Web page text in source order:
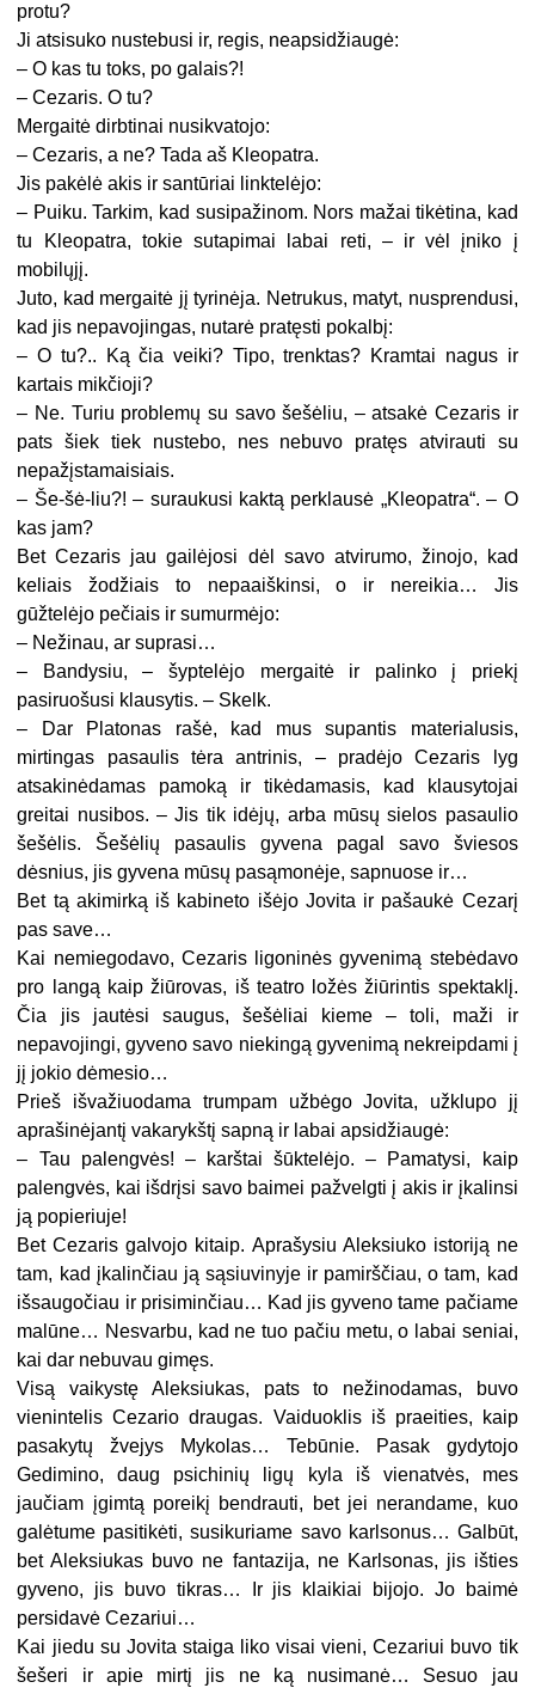
protu?
Ji atsisuko nustebusi ir, regis, neapsidžiaugė:
– O kas tu toks, po galais?!
– Cezaris. O tu?
Mergaitė dirbtinai nusikvatojo:
– Cezaris, a ne? Tada aš Kleopatra.
Jis pakėlė akis ir santūriai linktelėjo:
– Puiku. Tarkim, kad susipažinom. Nors mažai tikėtina, kad
tu Kleopatra, tokie sutapimai labai reti, – ir vėl įniko į
mobilųjį.
Juto, kad mergaitė jį tyrinėja. Netrukus, matyt, nusprendusi,
kad jis nepavojingas, nutarė pratęsti pokalbį:
– O tu?.. Ką čia veiki? Tipo, trenktas? Kramtai nagus ir
kartais mikčioji?
– Ne. Turiu problemų su savo šešėliu, – atsakė Cezaris ir
pats šiek tiek nustebo, nes nebuvo pratęs atvirauti su
nepažįstamaisiais.
– Še-šė-liu?! – suraukusi kaktą perklausė „Kleopatra“. – O
kas jam?
Bet Cezaris jau gailėjosi dėl savo atvirumo, žinojo, kad
keliais žodžiais to nepaaiškinsi, o ir nereikia… Jis
gūžtelėjo pečiais ir sumurmėjo:
– Nežinau, ar suprasi…
– Bandysiu, – šyptelėjo mergaitė ir palinko į priekį
pasiruošusi klausytis. – Skelk.
– Dar Platonas rašė, kad mus supantis materialusis,
mirtingas pasaulis tėra antrinis, – pradėjo Cezaris lyg
atsakinėdamas pamoką ir tikėdamasis, kad klausytojai
greitai nusibos. – Jis tik idėjų, arba mūsų sielos pasaulio
šešėlis. Šešėlių pasaulis gyvena pagal savo šviesos
dėsnius, jis gyvena mūsų pasąmonėje, sapnuose ir…
Bet tą akimirką iš kabineto išėjo Jovita ir pašaukė Cezarį
pas save…
Kai nemiegodavo, Cezaris ligoninės gyvenimą stebėdavo
pro langą kaip žiūrovas, iš teatro ložės žiūrintis spektaklį.
Čia jis jautėsi saugus, šešėliai kieme – toli, maži ir
nepavojingi, gyveno savo niekingą gyvenimą nekreipdami į
jį jokio dėmesio…
Prieš išvažiuodama trumpam užbėgo Jovita, užklupo jį
aprašinėjantį vakarykštį sapną ir labai apsidžiaugė:
– Tau palengvės! – karštai šūktelėjo. – Pamatysi, kaip
palengvės, kai išdrįsi savo baimei pažvelgti į akis ir įkalinsi
ją popieriuje!
Bet Cezaris galvojo kitaip. Aprašysiu Aleksiuko istoriją ne
tam, kad įkalinčiau ją sąsiuvinyje ir pamirščiau, o tam, kad
išsaugočiau ir prisiminčiau… Kad jis gyveno tame pačiame
malūne… Nesvarbu, kad ne tuo pačiu metu, o labai seniai,
kai dar nebuvau gimęs.
Visą vaikystę Aleksiukas, pats to nežinodamas, buvo
vienintelis Cezario draugas. Vaiduoklis iš praeities, kaip
pasakytų žvejys Mykolas… Tebūnie. Pasak gydytojo
Gedimino, daug psichinių ligų kyla iš vienatvės, mes
jaučiam įgimtą poreikį bendrauti, bet jei nerandame, kuo
galėtume pasitikėti, susikuriame savo karlsonus… Galbūt,
bet Aleksiukas buvo ne fantazija, ne Karlsonas, jis išties
gyveno, jis buvo tikras… Ir jis klaikiai bijojo. Jo baimė
persidavė Cezariui…
Kai jiedu su Jovita staiga liko visai vieni, Cezariui buvo tik
šešeri ir apie mirtį jis ne ką nusimanė… Sesuo jau